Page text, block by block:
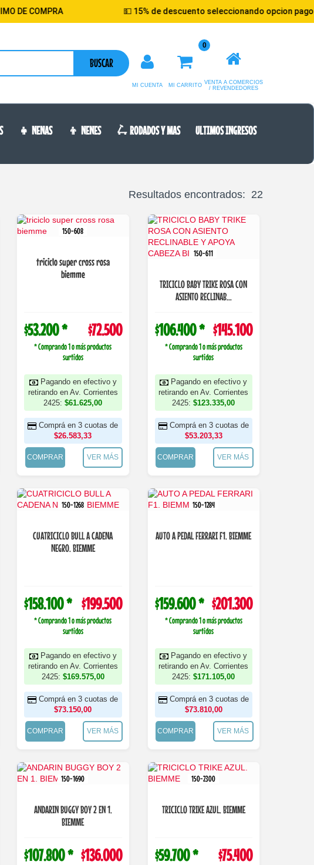
💵 15% de descuento seleccionando opcion pago efectivo
BUSCAR
MI CUENTA
0
MI CARRITO VENTA A COMERCIOS
/ REVENDEDORES
👧 NENAS 👦 NENES 🛴 RODADOS Y MAS ULTIMOS INGRESOS
Resultados encontrados: 22
150-608
triciclo super cross rosa
biemme
$53.200 * $72.500
* Comprando 1 o más productos
surtidos
Pagando en efectivo y
retirando en Av. Corrientes
2425:$61.625,00
Comprá en 3 cuotas de
$26.583,33
COMPRAR VER MÁS
150-611
TRICICLO BABY TRIKE ROSA CON
ASIENTO RECLINAB...
$106.400 * $145.100
* Comprando 1 o más productos
surtidos
Pagando en efectivo y
retirando en Av. Corrientes
2425:$123.335,00
Comprá en 3 cuotas de
$53.203,33
COMPRAR VER MÁS
150-1268
CUATRICICLO BULL A CADENA
NEGRO. BIEMME
$158.100 * $199.500
* Comprando 1 o más productos
surtidos
Pagando en efectivo y
retirando en Av. Corrientes
2425: $169.575,00
Comprá en 3 cuotas de
$73.150,00
COMPRAR VER MÁS
150-1284
AUTO A PEDAL FERRARI F1. BIEMME
$159.600 * $201.300
* Comprando 1 o más productos
surtidos
Pagando en efectivo y
retirando en Av. Corrientes
2425:$171.105,00
Comprá en 3 cuotas de
$73.810,00
COMPRAR VER MÁS
150-1690
ANDARIN BUGGY BOY 2 EN 1.
BIEMME
$107.800 * $136.000
150-2300
TRICICLO TRIKE AZUL. BIEMME
$59.700 * $75.400